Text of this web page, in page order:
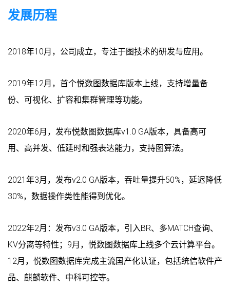
发展历程
2018年10月，公司成立，专注于图技术的研发与应用。
2019年12月，首个悦数图数据库版本上线，支持增量备
份、可视化、扩容和集群管理等功能。
2020年6月，发布悦数图数据库v1.0 GA版本，具备高可
用、高并发、低延时和强表达能力，支持图算法。
2021年3月，发布v2.0 GA版本，吞吐量提升50%，延迟降低
30%，数据操作类性能得到优化。
2022年2月：发布v3.0 GA版本，引入BR、多MATCH查询、
KV分离等特性；9月，悦数图数据库上线多个云计算平台。
12月，悦数图数据库完成主流国产化认证，包括统信软件产
品、麒麟软件、中科可控等。